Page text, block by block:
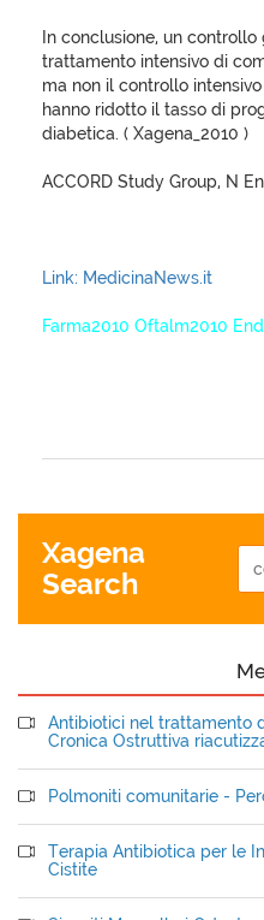
In conclusione, un
trattamento intensivo di
ma non il controllo
hanno ridotto il tasso di
diabetica. ( Xagena_2010 )
ACCORD Study Group, N
Link: MedicinaNews.it
Farma2010 Oftalm2010
Xagena
Search
Antibiotici nel trattamento
Cronica Ostruttiva
Polmoniti comunitarie -
Terapia Antibiotica per le
Cistite